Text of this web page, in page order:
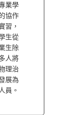
業學
協作
習，
生從
生除
人將
理治
展為
員。